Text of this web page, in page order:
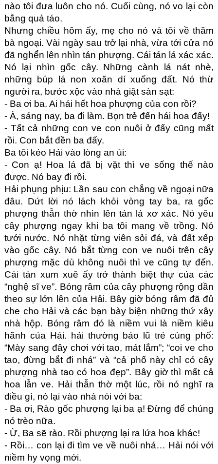
nào tôi đưa luôn cho nó. Cuối cùng, nó vo lại còn
bằng quả táo.
Nhưng chiều hôm ấy, mẹ cho nó và tôi về thăm
bà ngoại. Vài ngày sau trở lại nhà, vừa tới cửa nó
đã nghển lên nhìn tán phượng. Cái tán lá xác xác.
Nó lại nhìn gốc cây. Những cành lá nát nhè,
những búp lá non xoăn dí xuống đất. Nó thừ
người ra, bước xộc vào nhà giật sàn sạt:
- Ba ơi ba. Ai hái hết hoa phượng của con rồi?
- À, sáng nay, ba đi làm. Bọn trẻ đến hái hoa đấy!
- Tất cả những con ve con nuôi ở đấy cũng mất
rồi. Con bắt đền ba đấy.
Ba tôi kéo Hải vào lòng an ủi:
- Con ạ! Hoa lá đã bị vặt thì ve sống thế nào
được. Nó bay đi rồi.
Hải phụng phịu: Lần sau con chẳng về ngoại nữa
đâu. Dứt lời nó lách khỏi vòng tay ba, ra gốc
phượng thẫn thờ nhìn lên tán lá xơ xác. Nó yêu
cây phượng ngay khi ba tôi mang về trồng. Nó
tưới nước. Nó nhặt từng viên sỏi đá, và đất xếp
vào gốc cây. Nó bắt từng con ve nuôi trên cây
phượng mặc dù không nuôi thì ve cũng tự đến.
Cái tán xum xuê ấy trở thành biệt thự của các
“nghệ sĩ ve”. Bóng râm của cây phượng rộng dần
theo sự lớn lên của Hải. Bây giờ bóng râm đã đủ
che cho Hải và các bạn bày biện những thứ xây
nhà hộp. Bóng râm đó là niềm vui là niềm kiêu
hãnh của Hải. hải thường bảo lũ trẻ cùng phố:
“Mày sang đây chơi với tao, mát lắm”; “coi ve cho
tao, đừng bắt đi nhá” và “cả phố này chỉ có cây
phượng nhà tao có hoa đẹp”. Bây giờ thì mất cả
hoa lẫn ve. Hải thẫn thờ một lúc, rồi nó nghĩ ra
điều gì, nó lại vào nhà nói với ba:
- Ba ơi, Rào gốc phượng lại ba ạ! Đừng để chúng
nó trèo nữa.
- Ừ, Ba sẽ rào. Rồi phượng lại ra lứa hoa khác!
- Rồi… con lại đi tìm ve về nuôi nhá… Hải nói với
niềm hy vọng mới.